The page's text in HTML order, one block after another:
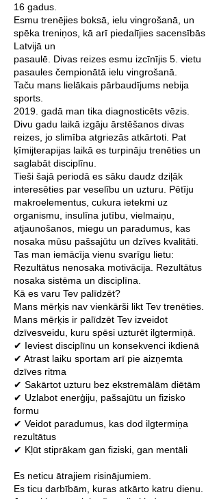
16 gadus.
Esmu trenējies boksā, ielu vingrošanā, un
spēka treniņos, kā arī piedalījies sacensībās
Latvijā un
pasaulē. Divas reizes esmu izcīnījis 5. vietu
pasaules čempionātā ielu vingrošanā.
Taču mans lielākais pārbaudījums nebija
sports.
2019. gadā man tika diagnosticēts vēzis.
Divu gadu laikā izgāju ārstēšanos divas
reizes, jo slimība atgriezās atkārtoti. Pat
ķīmijterapijas laikā es turpināju trenēties un
saglabāt disciplīnu.
Tieši šajā periodā es sāku daudz dziļāk
interesēties par veselību un uzturu. Pētīju
makroelementus, cukura ietekmi uz
organismu, insulīna jutību, vielmaiņu,
atjaunošanos, miegu un paradumus, kas
nosaka mūsu pašsajūtu un dzīves kvalitāti.
Tas man iemācīja vienu svarīgu lietu:
Rezultātus nenosaka motivācija. Rezultātus
nosaka sistēma un disciplīna.
Kā es varu Tev palīdzēt?
Mans mērķis nav vienkārši likt Tev trenēties.
Mans mērķis ir palīdzēt Tev izveidot
dzīvesveidu, kuru spēsi uzturēt ilgtermiņā.
✔ Ieviest disciplīnu un konsekvenci ikdienā
✔ Atrast laiku sportam arī pie aizņemta
dzīves ritma
✔ Sakārtot uzturu bez ekstremālām diētām
✔ Uzlabot enerģiju, pašsajūtu un fizisko
formu
✔ Veidot paradumus, kas dod ilgtermiņa
rezultātus
✔ Kļūt stiprākam gan fiziski, gan mentāli
Es neticu ātrajiem risinājumiem.
Es ticu darbībām, kuras atkārto katru dienu.